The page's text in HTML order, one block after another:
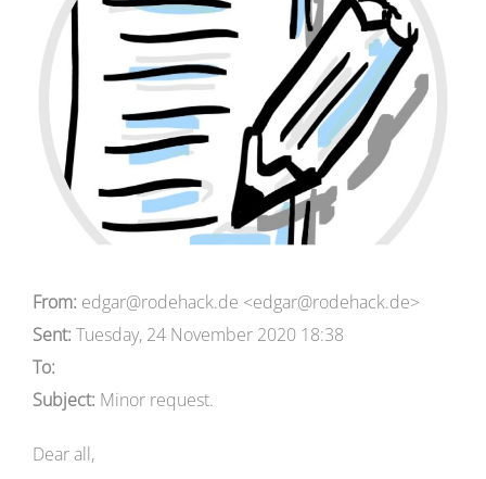
From: edgar@rodehack.de <edgar@rodehack.de>
Sent: Tuesday, 24 November 2020 18:38
To:
Subject: Minor request.
Dear all,